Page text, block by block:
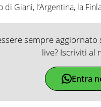
di Giani, l’Argentina, la
sempre
live? Iscriviti al
Entra